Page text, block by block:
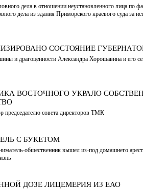
дела в отношении неустановленного лица по
дела из здания Приморского краевого суда за
СОСТОЯНИЕ
и драгоценности Александра Хорошавина и его
ВОСТОЧНОГО УКРАЛО
председателю совета директоров ТМК
С БУКЕТОМ
общественник вышел из-под домашнего
ДОЗЕ ЛИЦЕМЕРИЯ ИЗ ЕАО